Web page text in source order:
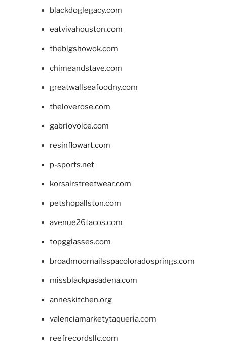
blackdoglegacy.com
eatvivahouston.com
thebigshowok.com
chimeandstave.com
greatwallseafoodny.com
theloverose.com
gabriovoice.com
resinflowart.com
p-sports.net
korsairstreetwear.com
petshopallston.com
avenue26tacos.com
topgglasses.com
broadmoornailsspacoloradosprings.com
missblackpasadena.com
anneskitchen.org
valenciamarketytaqueria.com
reefrecordsllc.com